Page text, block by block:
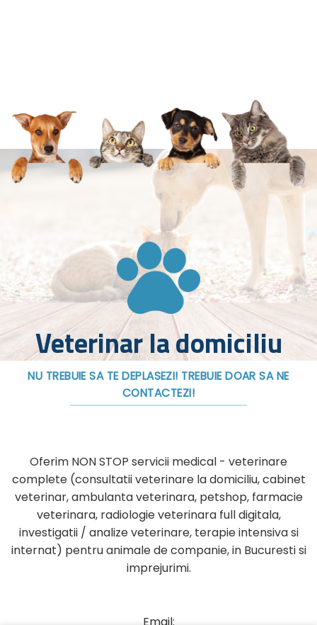
Veterinar la domiciliu
NU TREBUIE SA TE DEPLASEZI! TREBUIE DOAR SA NE
CONTACTEZI!
Oferim NON STOP servicii medical - veterinare
complete (consultatii veterinare la domiciliu, cabinet
veterinar, ambulanta veterinara, petshop, farmacie
veterinara, radiologie veterinara full digitala,
investigatii / analize veterinare, terapie intensiva si
internat) pentru animale de companie, in Bucuresti si
imprejurimi.